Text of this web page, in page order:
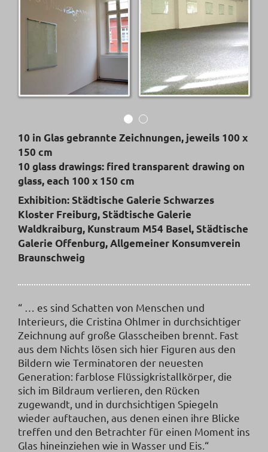
10 in Glas gebrannte Zeichnungen, jeweils 100 x
150 cm
10 glass drawings: fired transparent drawing on
glass, each 100 x 150 cm
Exhibition: Städtische Galerie Schwarzes
Kloster Freiburg, Städtische Galerie
Waldkraiburg, Kunstraum M54 Basel, Städtische
Galerie Offenburg, Allgemeiner Konsumverein
Braunschweig
“ … es sind Schatten von Menschen und
Interieurs, die Cristina Ohlmer in durchsichtiger
Zeichnung auf große Glasscheiben brennt. Fast
aus dem Nichts lösen sich hier Figuren aus den
Bildern wie Terminatoren der neuesten
Generation: farblose Flüssigkristallkörper, die
sich im Bildraum verlieren, den Rücken
zugewandt, und in durchsichtigen Spiegeln
wieder auftauchen, aus denen einen ihre Blicke
treffen und den Betrachter für einen Moment ins
Glas hineinziehen wie in Wasser und Eis.“